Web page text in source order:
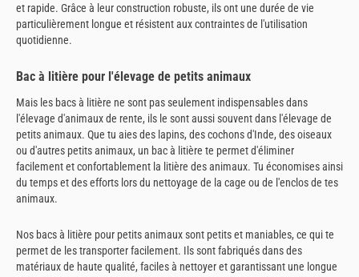
et rapide. Grâce à leur construction robuste, ils ont une durée de vie
particulièrement longue et résistent aux contraintes de l'utilisation
quotidienne.
Bac à litière pour l'élevage de petits animaux
Mais les bacs à litière ne sont pas seulement indispensables dans
l'élevage d'animaux de rente, ils le sont aussi souvent dans l'élevage de
petits animaux. Que tu aies des lapins, des cochons d'Inde, des oiseaux
ou d'autres petits animaux, un bac à litière te permet d'éliminer
facilement et confortablement la litière des animaux. Tu économises ainsi
du temps et des efforts lors du nettoyage de la cage ou de l'enclos de tes
animaux.
Nos bacs à litière pour petits animaux sont petits et maniables, ce qui te
permet de les transporter facilement. Ils sont fabriqués dans des
matériaux de haute qualité, faciles à nettoyer et garantissant une longue